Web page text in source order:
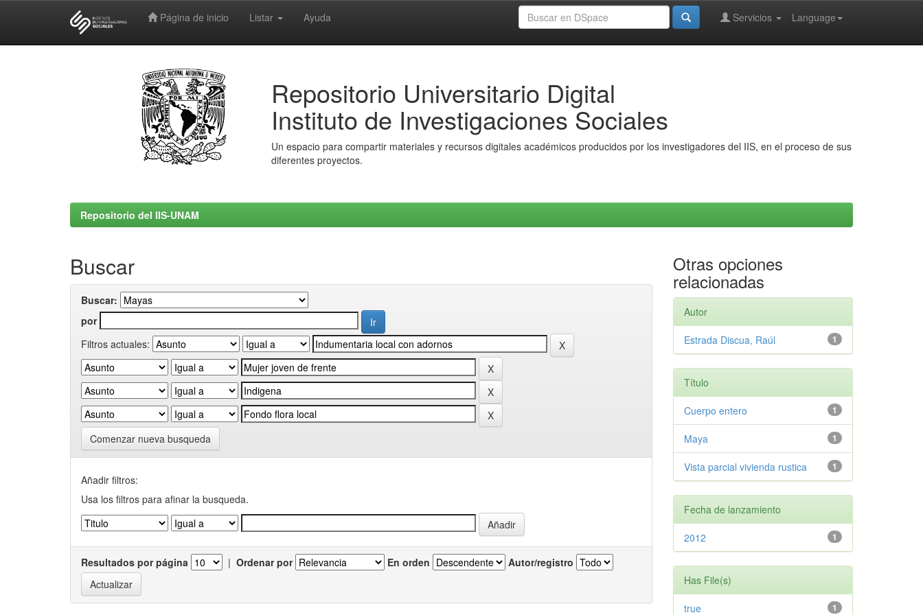
Página de inicio Listar Ayuda Language
Servicios
Repositorio Universitario Digital
Instituto de Investigaciones Sociales
Un espacio para compartir materiales y recursos digitales académicos producidos por los investigadores del IIS, en el proceso de sus
diferentes proyectos.
Repositorio del IIS-UNAM
Buscar
Buscar:
por
Filtros actuales:
Comenzar nueva busqueda
Añadir filtros:
Usa los filtros para afinar la busqueda.
Resultados por página | Ordenar por En orden Autor/registro
Otras opciones
relacionadas
Autor
1
Estrada Discua, Raúl
Título
1
Cuerpo entero
1
Maya
1
Vista parcial vivienda rustica
Fecha de lanzamiento
1
2012
Has File(s)
1
true